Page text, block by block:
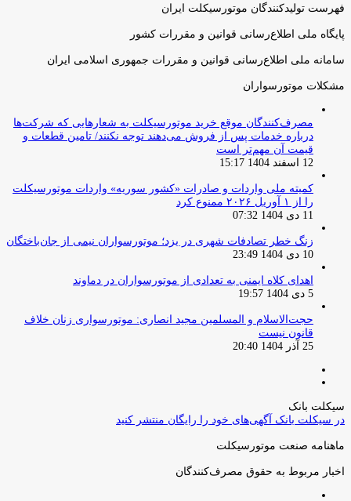
فهرست تولیدکنندگان موتورسیکلت ایران
پایگاه ملی اطلاع‌رسانی قوانین و مقررات کشور
سامانه ملی اطلاع‌رسانی قوانین و مقررات جمهوری اسلامی ایران
مشکلات موتورسواران
مصرف‌کنندگان موقع خرید موتورسیکلت به شعارهایی که شرکت‌ها
درباره خدمات پس از فروش می‌دهند توجه نکنند/ تامین قطعات و
قیمت آن مهم‌تر است
12 اسفند 1404 15:17
کمیته ملی واردات و صادرات «کشور سوریه» واردات موتورسیکلت
را از ۱ آوریل ۲۰۲۶ ممنوع کرد
11 دی 1404 07:32
زنگ خطر تصادفات شهری در یزد؛ موتورسواران نیمی از جان‌باختگان
10 دی 1404 23:49
اهدای کلاه ایمنی به تعدادی از موتورسواران در دماوند
5 دی 1404 19:57
حجت‌الاسلام و المسلمین مجید انصاری: موتورسواری زنان خلاف
قانون نیست
25 آذر 1404 20:40
سیکلت بانک
در سیکلت بانک آگهی‌های خود را رایگان منتشر کنید
ماهنامه صنعت موتورسیکلت
اخبار مربوط به حقوق مصرف‌کنندگان